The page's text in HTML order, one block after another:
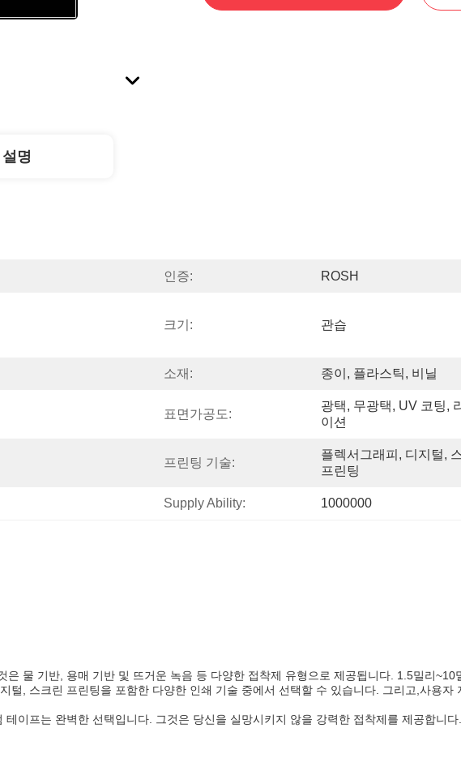
명
인증: ROSH
크기: 관습
소재: 종이, 플라스틱, 비닐
표면가공도:
광택, 무광택, UV 코팅,
이션
프린팅 기술:
플렉서그래피, 디지털,
프린팅
Supply Ability: 1000000
물 기반, 용매 기반 및 뜨거운 녹음 등 다양한 접착제 유형으로 제공됩니다. 1.5밀리~10
털, 스크린 프린팅을 포함한 다양한 인쇄 기술 중에서 선택할 수 있습니다. 그리고,사용자
이프는 완벽한 선택입니다. 그것은 당신을 실망시키지 않을 강력한 접착제를 제공합니